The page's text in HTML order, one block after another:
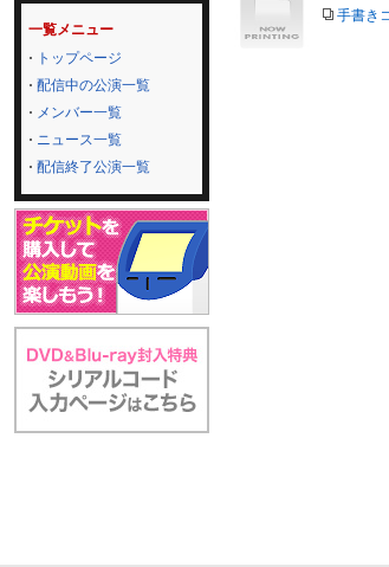
一覧メニュー
トップページ
配信中の公演一覧
メンバー一覧
ニュース一覧
配信終了公演一覧
手書き